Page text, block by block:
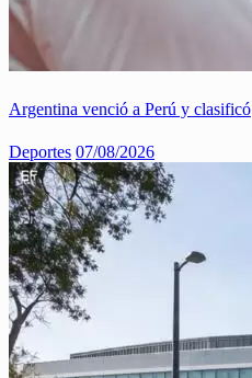
Argentina venció a Perú y clasificó
Deportes 07/08/2026